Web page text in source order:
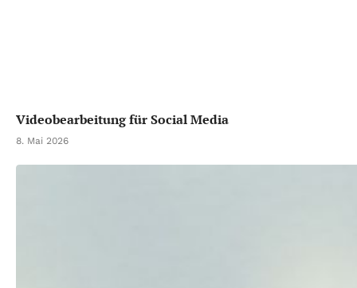
Videobearbeitung für Social Media
8. Mai 2026